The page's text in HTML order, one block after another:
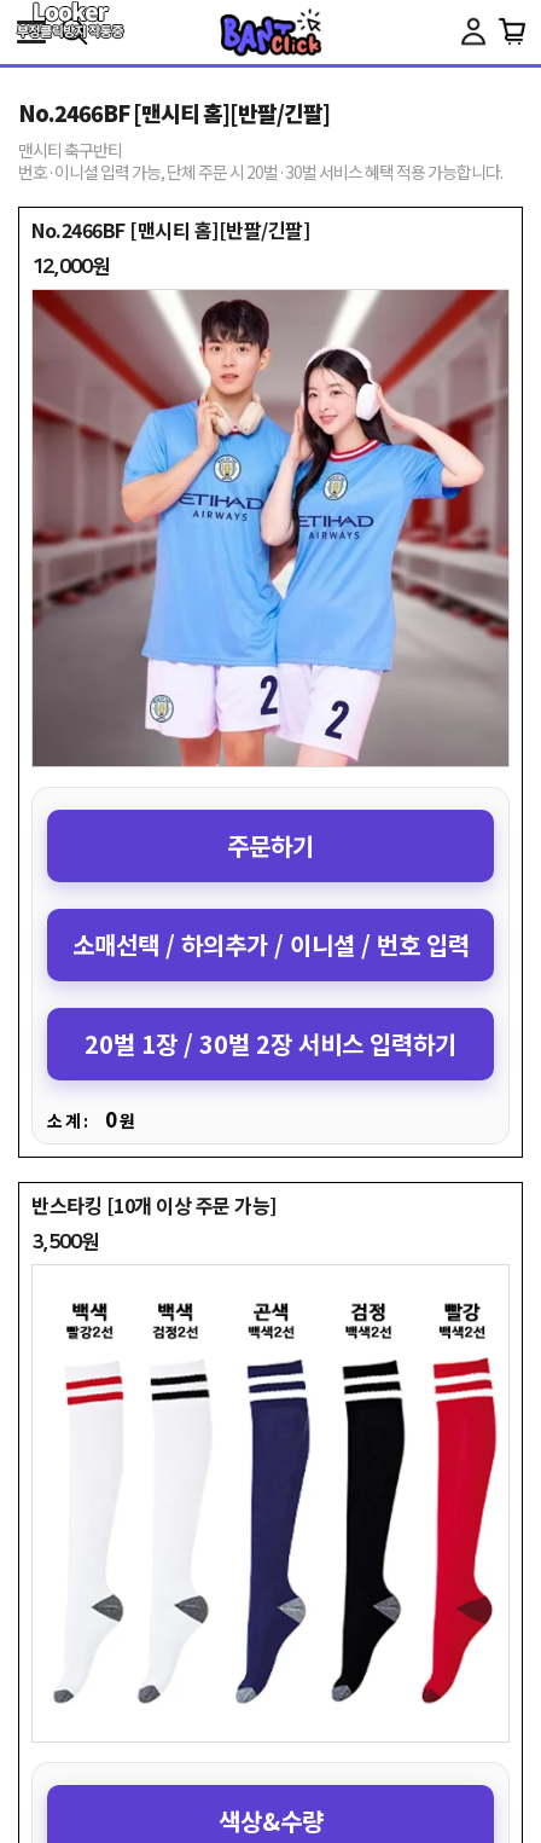
Toggle
No.2466BF [맨시티 홈][반팔/긴팔]
맨시티 축구반티
번호·이니셜 입력 가능, 단체 주문 시 20벌·30벌 서비스 혜택 적용 가능합니다.
No.2466BF [맨시티 홈][반팔/긴팔]
12,000원
주문하기
소매선택 / 하의추가 / 이니셜 / 번호 입력
20벌 1장 / 30벌 2장 서비스 입력하기
소 계 : 0원
반스타킹 [10개 이상 주문 가능]
3,500원
색상&수량